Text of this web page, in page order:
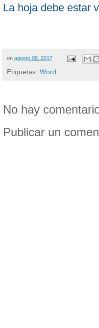
La hoja debe estar
on agosto 08, 2017
Etiquetas: Word
No hay
Publicar un